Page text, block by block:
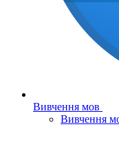
Вивчення мов
Вивчення